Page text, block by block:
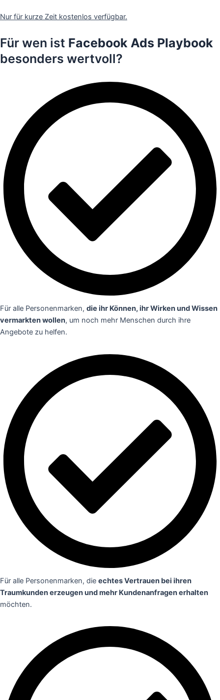
Nur für kurze Zeit kostenlos verfügbar.
Für wen ist Facebook Ads Playbook
besonders wertvoll?
Für alle Personenmarken, die ihr Können, ihr Wirken und Wissen
vermarkten wollen, um noch mehr Menschen durch ihre
Angebote zu helfen.
Für alle Personenmarken, die echtes Vertrauen bei ihren
Traumkunden erzeugen und mehr Kundenanfragen erhalten
möchten.